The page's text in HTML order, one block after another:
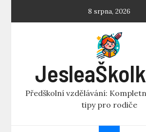
8 srpna, 2026
Předškolní vzdělávání:
tipy pro rodiče